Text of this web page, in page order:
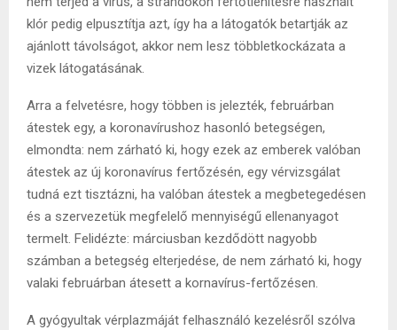
klór pedig elpusztítja azt, így ha a látogatók betartják az
ajánlott távolságot, akkor nem lesz többletkockázata a
vizek látogatásának.
Arra a felvetésre, hogy többen is jelezték, februárban
átestek egy, a koronavírushoz hasonló betegségen,
elmondta: nem zárható ki, hogy ezek az emberek valóban
átestek az új koronavírus fertőzésén, egy vérvizsgálat
tudná ezt tisztázni, ha valóban átestek a megbetegedésen
és a szervezetük megfelelő mennyiségű ellenanyagot
termelt. Felidézte: márciusban kezdődött nagyobb
számban a betegség elterjedése, de nem zárható ki, hogy
valaki februárban átesett a kornavírus-fertőzésen.
A gyógyultak vérplazmáját felhasználó kezelésről szólva